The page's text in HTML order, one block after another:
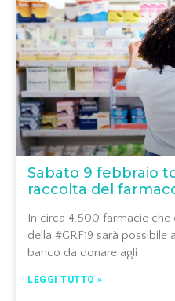
Sabato 9 febbraio
raccolta del
In circa 4.500 farmacie che
della #GRF19 sarà
banco da donare agli
LEGGI TUTTO »